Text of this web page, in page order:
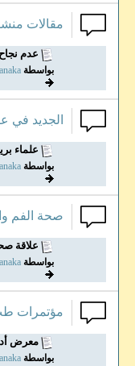
مقالات
عدم نجاح
بواسطة
الجديد في
علماء
بواسطة
صحة الفم
علاقة
بواسطة
مؤتمرات
معرض
بواسطة